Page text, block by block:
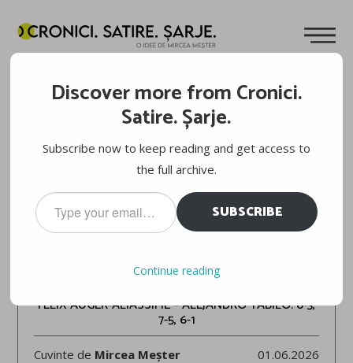
ROLAND-GARROS 2026
FELIX AUGER-ALIASSIME – ALEJANDRO TABILO: 6-3,
7-5, 6-1
Cuvinte de Mircea Meșter 01.06.2026
Discover more from Cronici.
Satire. Șarje.
Subscribe now to keep reading and get access to
the full archive.
Type
your
email…
SUBSCRIBE
Continue reading